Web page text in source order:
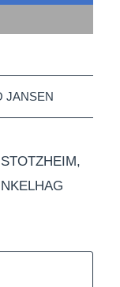
JANSEN
STOTZHEIM,